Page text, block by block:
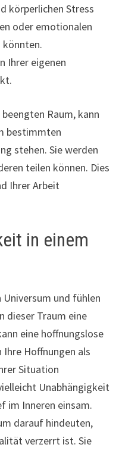
körperlichen Stress
oder emotionalen
könnten.
Ihrer eigenen
Raum, kann
bestimmten
stehen. Sie werden
teilen können. Dies
Ihrer Arbeit
in einem
Universum und fühlen
dieser Traum eine
eine hoffnungslose
Hoffnungen als
Situation
Unabhängigkeit
im Inneren einsam.
darauf hindeuten,
verzerrt ist. Sie